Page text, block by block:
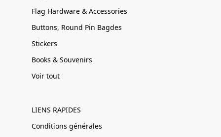
Flag Hardware & Accessories
Buttons, Round Pin Bagdes
Stickers
Books & Souvenirs
Voir tout
LIENS RAPIDES
Conditions générales